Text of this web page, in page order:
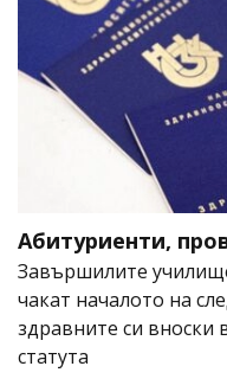
Абитуриенти,
Завършилите
чакат началото на
здравните си вноски
статута